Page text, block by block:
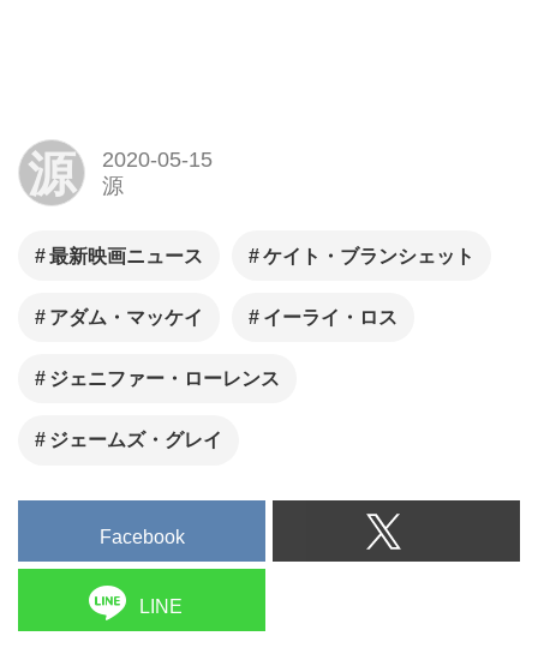
源
2020-05-15
源
最新映画ニュース ケイト・ブランシェット
アダム・マッケイ イーライ・ロス
ジェニファー・ローレンス
ジェームズ・グレイ
Facebook
LINE